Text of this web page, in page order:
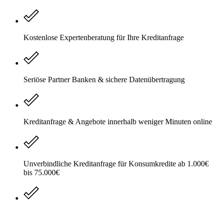
Kostenlose Expertenberatung für Ihre Kreditanfrage
Seriöse Partner Banken & sichere Datenübertragung
Kreditanfrage & Angebote innerhalb weniger Minuten online
Unverbindliche Kreditanfrage für Konsumkredite ab 1.000€
bis 75.000€